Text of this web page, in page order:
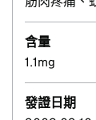
含量
1.1mg
發證日期